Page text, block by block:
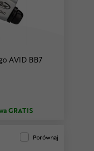
AVID BB7
GRATIS
Porównaj